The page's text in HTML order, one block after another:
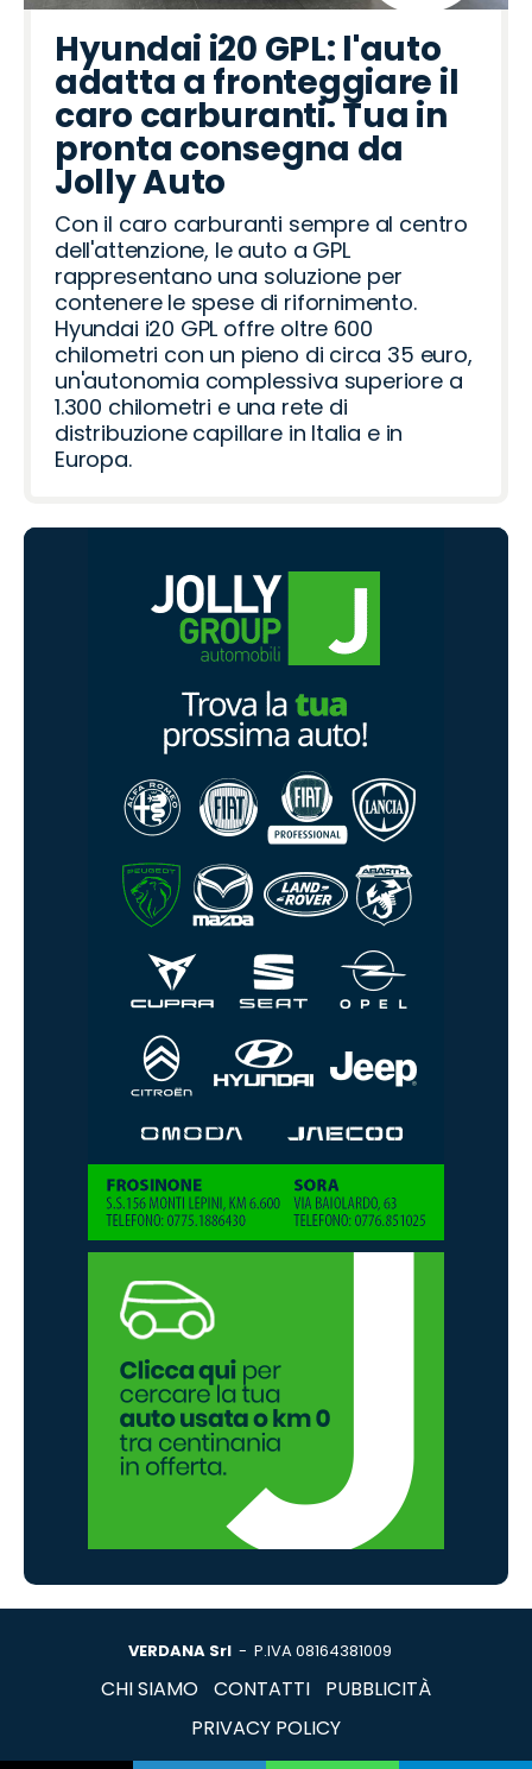
Hyundai i20 GPL: l'auto
adatta a fronteggiare il
caro carburanti. Tua in
pronta consegna da
Jolly Auto
Con il caro carburanti sempre al centro
dell'attenzione, le auto a GPL
rappresentano una soluzione per
contenere le spese di rifornimento.
Hyundai i20 GPL offre oltre 600
chilometri con un pieno di circa 35 euro,
un'autonomia complessiva superiore a
1.300 chilometri e una rete di
distribuzione capillare in Italia e in
Europa.
VERDANA Srl - P.IVA 08164381009
CHI SIAMO CONTATTI
PUBBLICITÀ
PRIVACY POLICY